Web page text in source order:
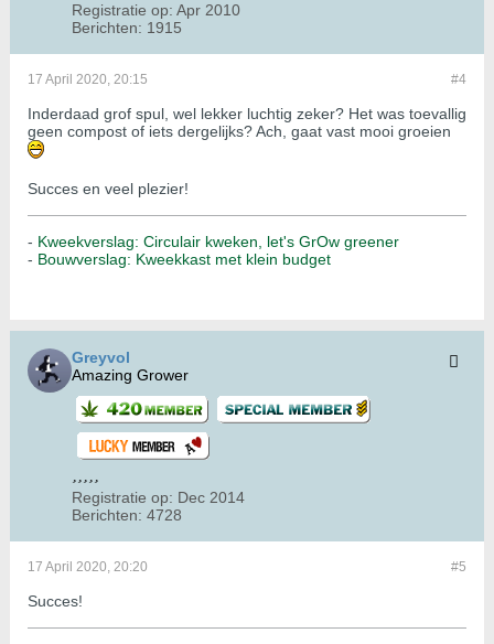
Registratie op: Apr 2010
Berichten: 1915
#4
17 April 2020, 20:15
Inderdaad grof spul, wel lekker luchtig zeker? Het was toevallig
geen compost of iets dergelijks? Ach, gaat vast mooi groeien
Succes en veel plezier!
- Kweekverslag: Circulair kweken, let's GrOw greener
- Bouwverslag: Kweekkast met klein budget
Greyvol
Amazing Grower
Registratie op: Dec 2014
Berichten: 4728
#5
17 April 2020, 20:20
Succes!